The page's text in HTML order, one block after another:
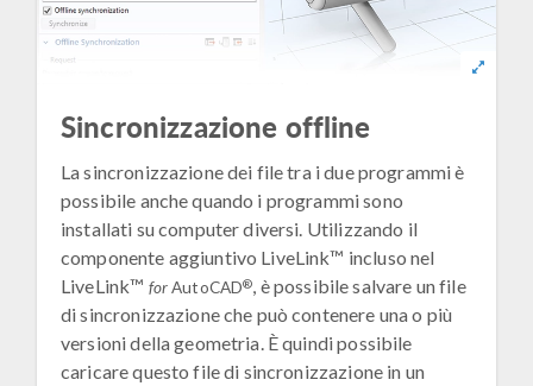
Sincronizzazione offline
La sincronizzazione dei file tra i due programmi è
possibile anche quando i programmi sono
installati su computer diversi. Utilizzando il
componente aggiuntivo LiveLink™ incluso nel
LiveLink™ forAutoCAD®, è possibile salvare un file
di sincronizzazione che può contenere una o più
versioni della geometria. È quindi possibile
caricare questo file di sincronizzazione in un